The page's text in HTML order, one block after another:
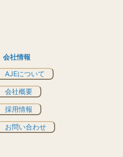
会社情報
AJEについて
会社概要
採用情報
お問い合わせ